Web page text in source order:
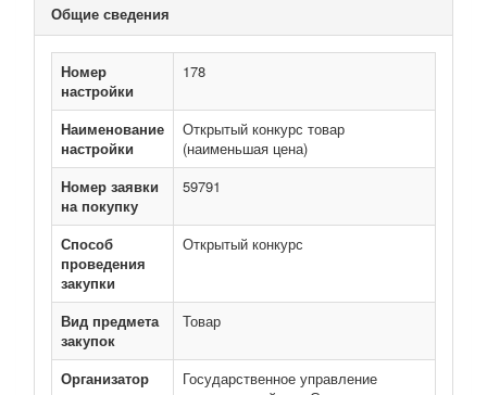
Общие сведения
Номер
настройки
178
Наименование
настройки
Открытый конкурс товар
(наименьшая цена)
Номер заявки
на покупку
59791
Способ
проведения
закупки
Открытый конкурс
Вид предмета
закупок
Товар
Организатор
Государственное управление